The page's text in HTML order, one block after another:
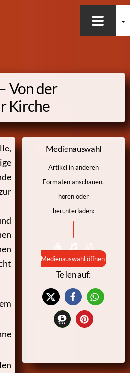
Von der
Kirche
Medienauswahl
Artikel in anderen
Formaten anschauen,
hören oder
herunterladen:
Medienauswahl öffnen
Teilen auf: